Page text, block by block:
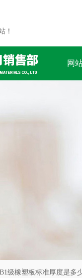
！
网
级橡塑板标准厚度是多